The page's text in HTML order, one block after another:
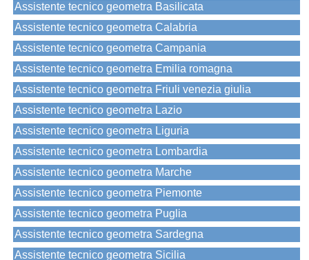
Assistente tecnico geometra Basilicata
Assistente tecnico geometra Calabria
Assistente tecnico geometra Campania
Assistente tecnico geometra Emilia romagna
Assistente tecnico geometra Friuli venezia giulia
Assistente tecnico geometra Lazio
Assistente tecnico geometra Liguria
Assistente tecnico geometra Lombardia
Assistente tecnico geometra Marche
Assistente tecnico geometra Piemonte
Assistente tecnico geometra Puglia
Assistente tecnico geometra Sardegna
Assistente tecnico geometra Sicilia